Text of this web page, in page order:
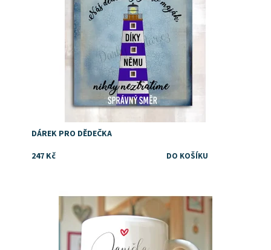
Dostupnost:
Skladem
DÁREK PRO DĚDEČKA
247 Kč
Dostupnost: Skladem